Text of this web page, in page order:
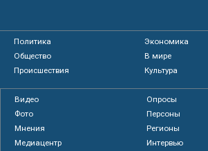
Политика
Экономика
Общество
В мире
Происшествия
Культура
Видео
Опросы
Фото
Персоны
Мнения
Регионы
Медиацентр
Интервью